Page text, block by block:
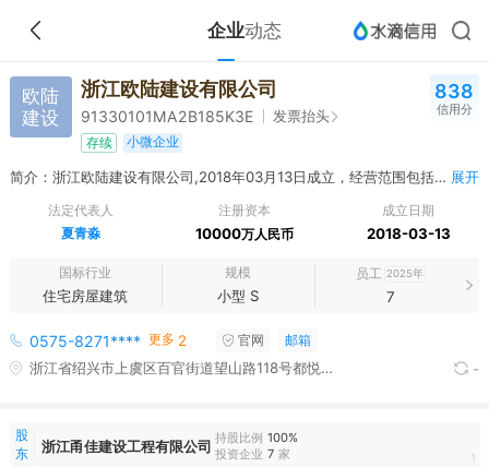
企业动态
欧陆
建设
浙江欧陆建设有限公司
91330101MA2B185K3E 发票抬头
存续 小微企业
838
信用分
简介：浙江欧陆建设有限公司,2018年03月13日成立，经营范围包括许可项目：建设工程施工；建筑劳务分包；道路货物运输（不含危险货物）（依法须经批准的项目，经相关部门批准后方可开展经营活动，具体经营项目以审批结果为准）。一般项目：劳务服务（不含劳务派遣）；园林绿化工程施工（除依法须经批准的项目外，凭营业执照依法自主开展经营活动）。 展开
法定代表人
夏青淼
注册资本
10000万人民币
成立日期
2018-03-13
国标行业
住宅房屋建筑
规模
小型 S
员工 2025年
7
0575-8271**** 更多 2 官网 邮箱
浙江省绍兴市上虞区百官街道望山路118号都悦大厦1206室(住所申报) -
股
东
浙江甬佳建设工程有限公司 持股比例 100%
投资企业 7 家 1